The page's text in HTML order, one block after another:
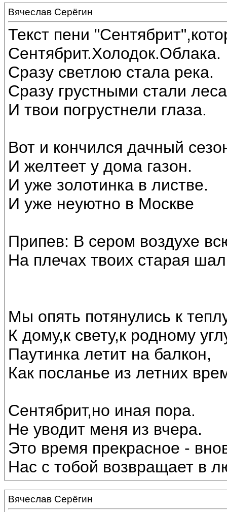
Вячеслав Серёгин
Текст пени
Сентябрит.Холодок.Облака.
Сразу светлою стала река.
Сразу грустными стали
И твои погрустнели глаза.
Вот и кончился дачный
И желтеет у дома газон.
И уже золотинка в листве.
И уже неуютно в Москве
Припев: В сером воздухе
На плечах твоих старая
Мы опять потянулись к
К дому,к свету,к родному
Паутинка летит на балкон,
Как посланье из летних
Сентябрит,но иная пора.
Не уводит меня из вчера.
Это время прекрасное -
Нас с тобой возвращает в
Вячеслав Серёгин